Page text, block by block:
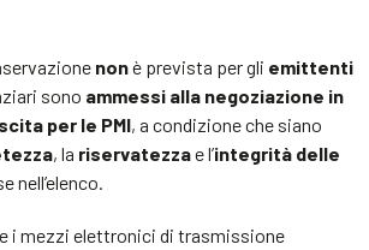
nonè prevista per gli emittenti
sono ammessi alla negoziazione in
per le PMI, a condizione che siano
, la riservatezzae l’integrità delle
nell’elenco.
i mezzi elettronici di trasmissione